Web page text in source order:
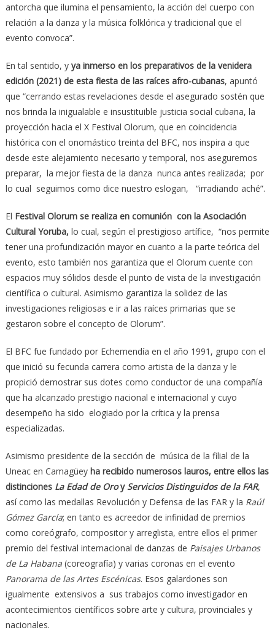
antorcha que ilumina el pensamiento, la acción del cuerpo con
relación a la danza y la música folklórica y tradicional que el
evento convoca”.
En tal sentido, y ya inmerso en los preparativos de la venidera
edición (2021) de esta fiesta de las raíces afro-cubanas, apuntó
que “cerrando estas revelaciones desde el asegurado sostén que
nos brinda la inigualable e insustituible justicia social cubana, la
proyección hacia el X Festival Olorum, que en coincidencia
histórica con el onomástico treinta del BFC, nos inspira a que
desde este alejamiento necesario y temporal, nos aseguremos
preparar, la mejor fiesta de la danza nunca antes realizada; por
lo cual seguimos como dice nuestro eslogan, “irradiando aché”.
El Festival Olorum se realiza en comunión con la Asociación
Cultural Yoruba, lo cual, según el prestigioso artífice, “nos permite
tener una profundización mayor en cuanto a la parte teórica del
evento, esto también nos garantiza que el Olorum cuente con
espacios muy sólidos desde el punto de vista de la investigación
científica o cultural. Asimismo garantiza la solidez de las
investigaciones religiosas e ir a las raíces primarias que se
gestaron sobre el concepto de Olorum”.
El BFC fue fundado por Echemendía en el año 1991, grupo con el
que inició su fecunda carrera como artista de la danza y le
propició demostrar sus dotes como conductor de una compañía
que ha alcanzado prestigio nacional e internacional y cuyo
desempeño ha sido elogiado por la crítica y la prensa
especializadas.
Asimismo presidente de la sección de música de la filial de la
Uneac en Camagüey ha recibido numerosos lauros, entre ellos las
distinciones La Edad de Oroy Servicios Distinguidos de la FAR,
así como las medallas Revolución y Defensa de las FAR y la Raúl
Gómez García; en tanto es acreedor de infinidad de premios
como coreógrafo, compositor y arreglista, entre ellos el primer
premio del festival internacional de danzas de Paisajes Urbanos
de La Habana(coreografía) y varias coronas en el evento
Panorama de las Artes Escénicas. Esos galardones son
igualmente extensivos a sus trabajos como investigador en
acontecimientos científicos sobre arte y cultura, provinciales y
nacionales.